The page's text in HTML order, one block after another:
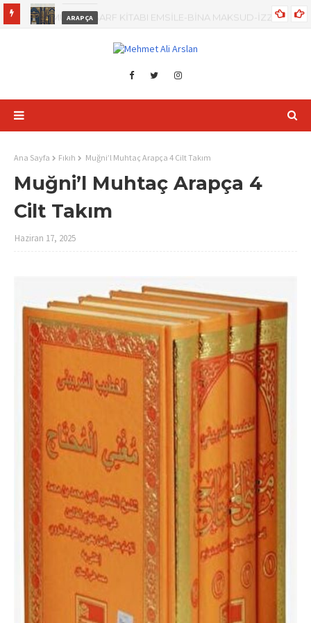
ARAPÇA
Ana Sayfa Fıkıh Muğni’l Muhtaç Arapça 4 Cilt Takım
Muğni’l Muhtaç Arapça 4
Cilt Takım
Haziran 17, 2025